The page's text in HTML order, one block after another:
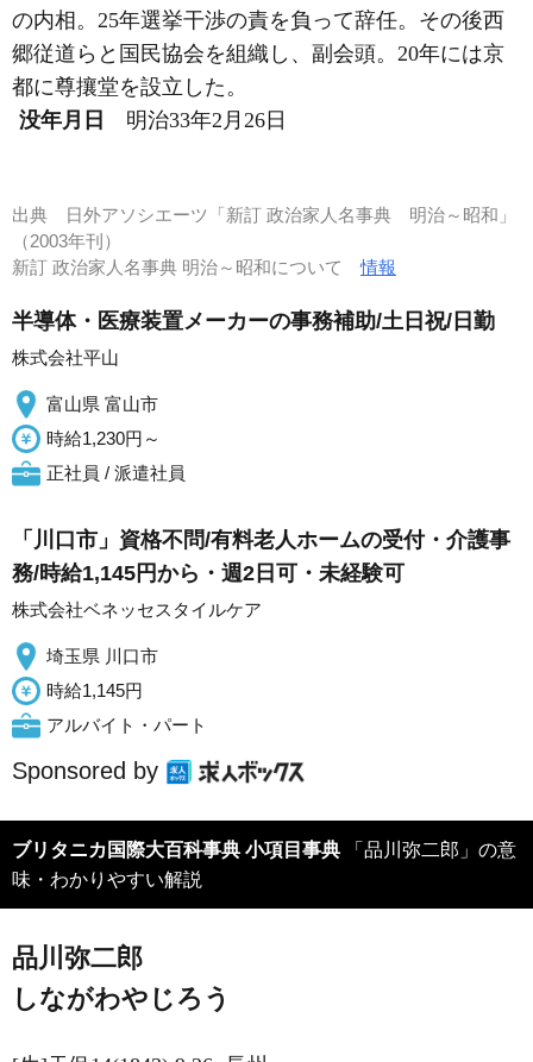
の内相。25年選挙干渉の責を負って辞任。その後西
郷従道らと国民協会を組織し、副会頭。20年には京
都に尊攘堂を設立した。
没年月日
明治33年2月26日
出典
日外アソシエーツ「新訂 政治家人名事典 明治～昭和」
（2003年刊）
新訂 政治家人名事典 明治～昭和について情報
半導体・医療装置メーカーの事務補助/土日祝/日勤
株式会社平山
富山県 富山市
時給1,230円～
正社員 / 派遣社員
「川口市」資格不問/有料老人ホームの受付・介護事
務/時給1,145円から・週2日可・未経験可
株式会社ベネッセスタイルケア
埼玉県 川口市
時給1,145円
アルバイト・パート
Sponsored by
ブリタニカ国際大百科事典 小項目事典
味・わかりやすい解説
品川弥二郎
しながわやじろう